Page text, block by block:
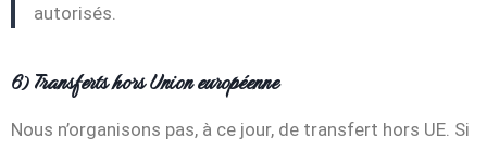
autorisés.
6) Transferts hors Union européenne
Nous n’organisons pas, à ce jour, de transfert hors UE. Si